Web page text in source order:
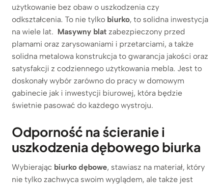
użytkowanie bez obaw o uszkodzenia czy
odkształcenia. To nie tylko biurko, to solidna inwestycja
na wiele lat. Masywny blat zabezpieczony przed
plamami oraz zarysowaniami i przetarciami, a także
solidna metalowa konstrukcja to gwarancja jakości oraz
satysfakcji z codziennego użytkowania mebla. Jest to
doskonały wybór zarówno do pracy w domowym
gabinecie jak i inwestycji biurowej, która będzie
świetnie pasować do każdego wystroju.
Odporność na ścieranie i
uszkodzenia dębowego biurka
Wybierając biurko dębowe, stawiasz na materiał, który
nie tylko zachwyca swoim wyglądem, ale także jest